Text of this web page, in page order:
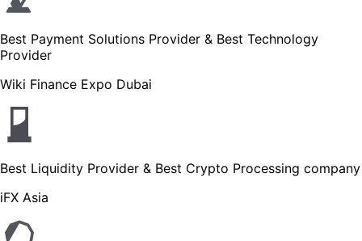
Best Payment Solutions Provider & Best Technology
Provider
Wiki Finance Expo Dubai
Best Liquidity Provider & Best Crypto Processing company
iFX Asia